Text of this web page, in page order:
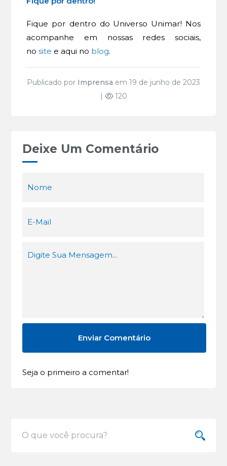
Fique por dentro do Universo Unimar! Nos
acompanhe em nossas redes sociais,
nosite e aqui no blog.
Publicado por Imprensa em 19 de junho de 2023
|
120
Deixe Um Comentário
Seja o primeiro a comentar!